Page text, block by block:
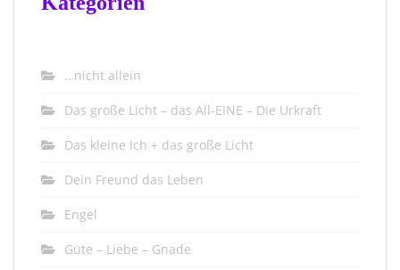
…nicht allein
Das große Licht – das All-EINE – Die Urkraft
Das kleine Ich + das große Licht
Dein Freund das Leben
Engel
Güte – Liebe – Gnade